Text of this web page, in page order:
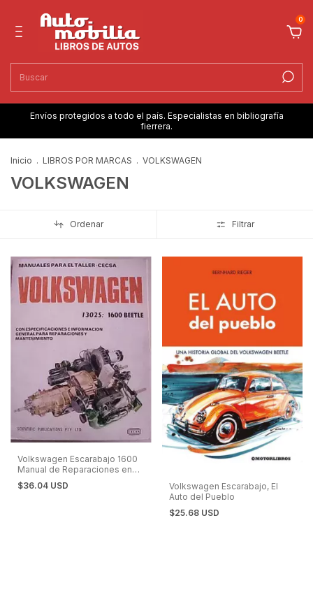
0
Envíos protegidos a todo el país. Especialistas en bibliografía
fierrera.
Inicio . LIBROS POR MARCAS . VOLKSWAGEN
VOLKSWAGEN
Ordenar Filtrar
Volkswagen Escarabajo 1600
Manual de Reparaciones en
Español
$36.04 USD
Volkswagen Escarabajo, El
Auto del Pueblo
$25.68 USD